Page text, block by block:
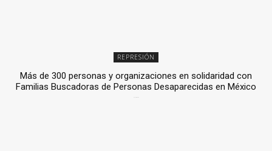
REPRESIÓN
Más de 300 personas y organizaciones en solidaridad con
Familias Buscadoras de Personas Desaparecidas en México